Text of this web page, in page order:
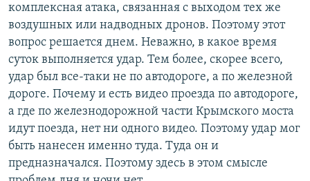
комплексная атака, связанная с выходом тех же
воздушных или надводных дронов. Поэтому этот
вопрос решается днем. Неважно, в какое время
суток выполняется удар. Тем более, скорее всего,
удар был все-таки не по автодороге, а по железной
дороге. Почему и есть видео проезда по автодороге,
а где по железнодорожной части Крымского моста
идут поезда, нет ни одного видео. Поэтому удар мог
быть нанесен именно туда. Туда он и
предназначался. Поэтому здесь в этом смысле